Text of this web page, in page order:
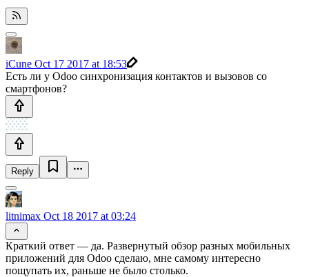
iCune Oct 17 2017 at 18:53
Есть ли у Odoo синхронизация контактов и вызовов со
смартфонов?
Reply
litnimax Oct 18 2017 at 03:24
Краткий ответ — да. Развернутый обзор разных мобильных
приложений для Odoo сделаю, мне самому интересно
пощупать их, раньше не было столько.